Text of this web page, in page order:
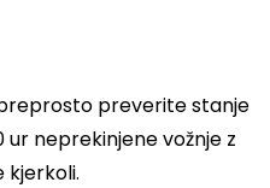
preverite stanje
neprekinjene vožnje z
kjerkoli.